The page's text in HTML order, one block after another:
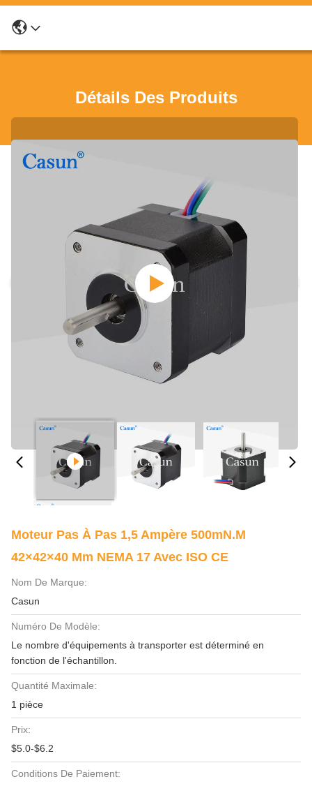
Détails Des Produits
Moteur Pas À Pas 1,5 Ampère 500mN.m
42×42×40 Mm NEMA 17 Avec ISO CE
Nom De Marque:
Casun
Numéro De Modèle:
Le nombre d'équipements à transporter est déterminé en
fonction de l'échantillon.
Quantité Maximale:
1 pièce
Prix:
$5.0-$6.2
Conditions De Paiement: